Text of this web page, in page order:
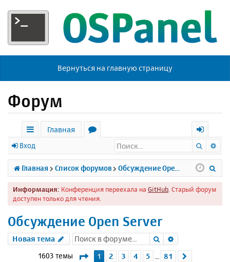
Вернуться на главную страницу
Форум
с
ы
л
к
Главная
р
у
м
х
о
д
Вход Поиск
Главная Список форумов
Информация: Конференция переехала на GitHub . Старый форум
доступен только для чтения.
Обсуждение Open Server
Новая тема Поиск
1603 темы Страница1 из 81
1 2 3 4 5 81